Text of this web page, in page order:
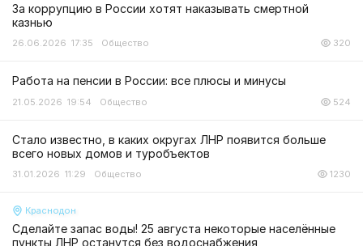
За коррупцию в России хотят наказывать смертной
казнью
26.06.2026 17:35 Общество 320
Работа на пенсии в России: все плюсы и минусы
21.05.2026 19:54 Общество 524
Стало известно, в каких округах ЛНР появится больше
всего новых домов и туробъектов
31.01.2026 11:29 Общество 1230
Краснодон
Сделайте запас воды! 25 августа некоторые населённые
пункты ЛНР останутся без водоснабжения